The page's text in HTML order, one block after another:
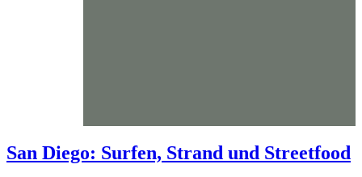
San Diego: Surfen, Strand und Streetfood